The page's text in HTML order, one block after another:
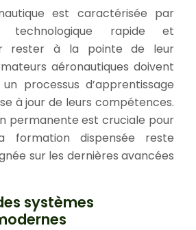
est caractérisée par
technologique rapide et
rester à la pointe de leur
aéronautiques doivent
processus d’apprentissage
à jour de leurs compétences.
permanente est cruciale pour
formation dispensée reste
sur les dernières avancées
systèmes